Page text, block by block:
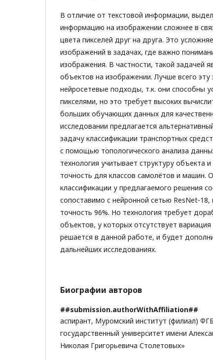
В отличие от текстовой информации,
информацию на изображении сложнее в
цвета пикселей друг на друга. Это
изображений в задачах, где важно
изображения. В частности, такой задачей
объектов на изображении. Лучше всего
нейросетевые подходы, т.к. они способны
пикселями, но это требует высоких
больших обучающих данных для
исследовании предлагается
задачу классификации транспортных
с помощью топологического анализа
технология учитывает структуру объекта
точность для классов самолётов и машин.
классификации у предлагаемого решения
сопоставимо с нейронной сетью ResNet-18,
точность 96%. Но технология требует
объектов, у которых отсутствует
решается в данной работе, и будет
дальнейших исследованиях.
Биографии авторов
##submission.authorWithAffiliation##
аспирант, Муромский институт (филиал)
государственный университет имени
Николая Григорьевича Столетовых»